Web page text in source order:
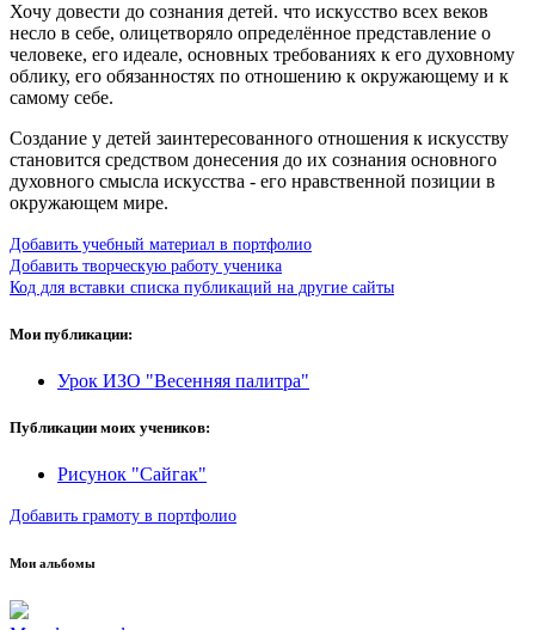
Хочу довести до сознания детей. что искусство всех веков
несло в себе, олицетворяло определённое представление о
человеке, его идеале, основных требованиях к его духовному
облику, его обязанностях по отношению к окружающему и к
самому себе.
Создание у детей заинтересованного отношения к искусству
становится средством донесения до их сознания основного
духовного смысла искусства - его нравственной позиции в
окружающем мире.
Добавить учебный материал в портфолио
Добавить творческую работу ученика
Код для вставки списка публикаций на другие сайты
Мои публикации:
Урок ИЗО "Весенняя палитра"
Публикации моих учеников:
Рисунок "Сайгак"
Добавить грамоту в портфолио
Мои альбомы